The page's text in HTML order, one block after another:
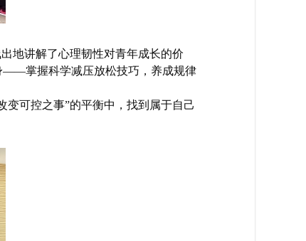
地讲解了心理韧性对青年成长的价
——掌握科学减压放松技巧，养成规律
可控之事”的平衡中，找到属于自己